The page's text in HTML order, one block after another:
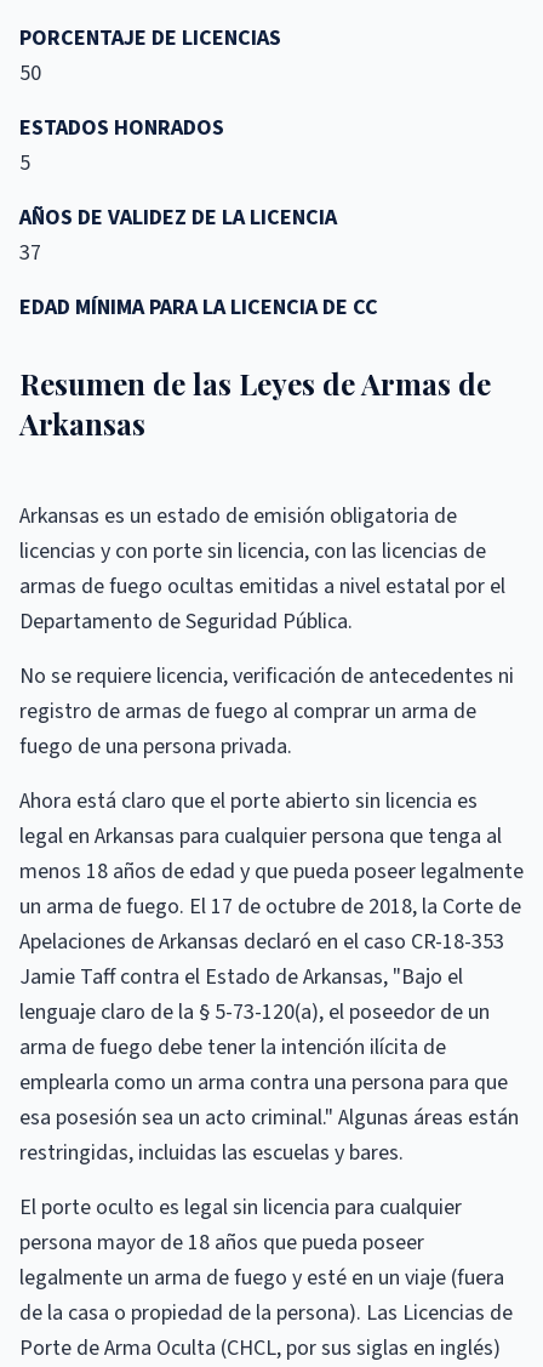
PORCENTAJE DE LICENCIAS
50
ESTADOS HONRADOS
5
AÑOS DE VALIDEZ DE LA LICENCIA
37
EDAD MÍNIMA PARA LA LICENCIA DE CC
Resumen de las Leyes de Armas de
Arkansas
Arkansas es un estado de emisión obligatoria de
licencias y con porte sin licencia, con las licencias de
armas de fuego ocultas emitidas a nivel estatal por el
Departamento de Seguridad Pública.
No se requiere licencia, verificación de antecedentes ni
registro de armas de fuego al comprar un arma de
fuego de una persona privada.
Ahora está claro que el porte abierto sin licencia es
legal en Arkansas para cualquier persona que tenga al
menos 18 años de edad y que pueda poseer legalmente
un arma de fuego. El 17 de octubre de 2018, la Corte de
Apelaciones de Arkansas declaró en el caso CR-18-353
Jamie Taff contra el Estado de Arkansas, "Bajo el
lenguaje claro de la § 5-73-120(a), el poseedor de un
arma de fuego debe tener la intención ilícita de
emplearla como un arma contra una persona para que
esa posesión sea un acto criminal." Algunas áreas están
restringidas, incluidas las escuelas y bares.
El porte oculto es legal sin licencia para cualquier
persona mayor de 18 años que pueda poseer
legalmente un arma de fuego y esté en un viaje (fuera
de la casa o propiedad de la persona). Las Licencias de
Porte de Arma Oculta (CHCL, por sus siglas en inglés)